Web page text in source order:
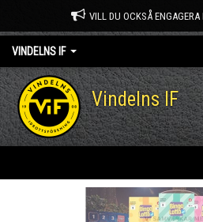
VILL DU OCKSÅ
VINDELNS IF
Vindelns IF